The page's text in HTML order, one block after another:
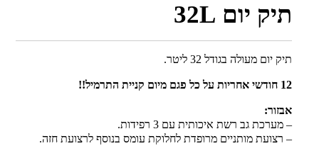
תיק יום 32L
תיק יום מעולה בגודל 32 ליטר.
12 חודשי אחריות על כל פגם מיום קניית התרמיל!!
אבזור:
– מערכת גב רשת איכותית עם 3 רפידות.
– רצועת מותניים מרופדת לחלוקת עומס בנוסף לרצועת חזה.